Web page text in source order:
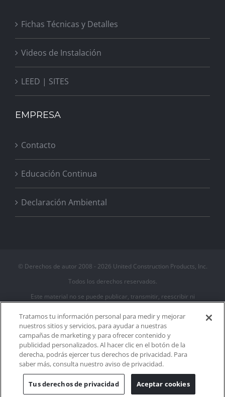
Fichas Técnicas y Detalles
Videos de Instalación
LEED | SITES
EMPRESA
Contacto
Educación Continua
Declaración Ambiental
© Derechos de autor 2008 - 2026 United Construction Products, Inc.
Todos los derechos reservados.
Este material no se puede publicar, transmitir, reescribir ni
Política de Privacidad
Términos
Política de Cookies
Configuración de cookies
Tratamos tu información personal para medir y mejorar
nuestros sitios y servicios, para ayudar a nuestras
campañas de marketing y para ofrecer contenido y
publicidad personalizados. Al hacer clic en el botón de la
derecha, podrás ejercer tus derechos de privacidad. Para
saber más, consulta nuestro aviso de privacidad.
Tus derechos de privacidad Aceptar cookies